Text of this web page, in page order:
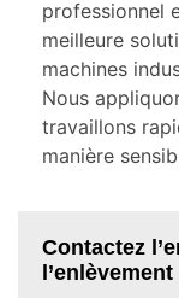
professionnel
meilleure
machines
Nous
travaillons
manière
Contactez